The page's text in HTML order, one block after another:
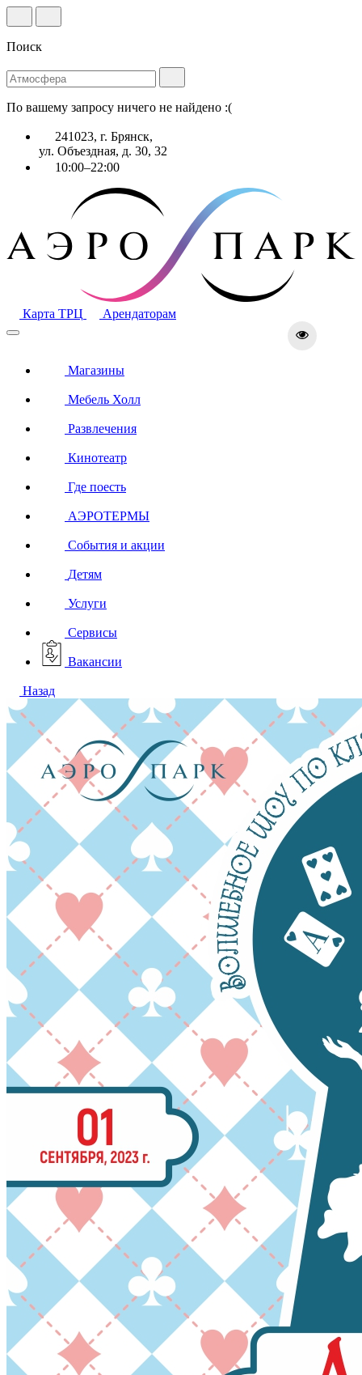
Поиск
По вашему запросу ничего не найдено :(
241023, г. Брянск,
ул. Объездная, д. 30, 32
10:00–22:00
Карта ТРЦ Арендаторам
Магазины
Мебель Холл
Развлечения
Кинотеатр
Где поесть
АЭРОТЕРМЫ
События и акции
Детям
Услуги
Сервисы
Вакансии
Назад